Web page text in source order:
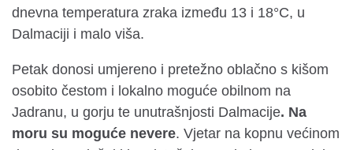
dnevna temperatura zraka između 13 i 18°C, u
Dalmaciji i malo viša.
Petak donosi umjereno i pretežno oblačno s kišom
osobito čestom i lokalno moguće obilnom na
Jadranu, u gorju te unutrašnjosti Dalmacije. Na
moru su moguće nevere. Vjetar na kopnu većinom